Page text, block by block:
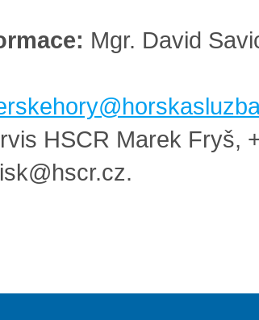
Mgr. David
HSCR Marek Fryš,
.